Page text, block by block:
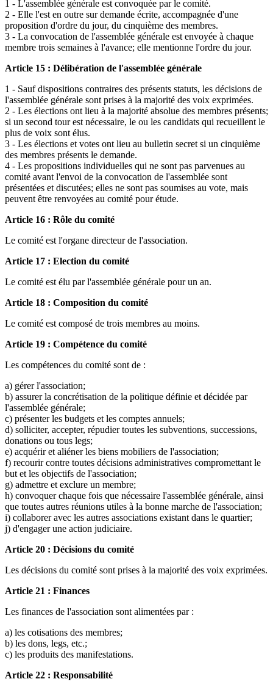
1 - L'assemblée générale est convoquée par le comité.
2 - Elle l'est en outre sur demande écrite, accompagnée d'une
proposition d'ordre du jour, du cinquième des membres.
3 - La convocation de l'assemblée générale est envoyée à chaque
membre trois semaines à l'avance; elle mentionne l'ordre du jour.
Article 15 : Délibération de l'assemblée générale
1 - Sauf dispositions contraires des présents statuts, les décisions de
l'assemblée générale sont prises à la majorité des voix exprimées.
2 - Les élections ont lieu à la majorité absolue des membres présents;
si un second tour est nécessaire, le ou les candidats qui recueillent le
plus de voix sont élus.
3 - Les élections et votes ont lieu au bulletin secret si un cinquième
des membres présents le demande.
4 - Les propositions individuelles qui ne sont pas parvenues au
comité avant l'envoi de la convocation de l'assemblée sont
présentées et discutées; elles ne sont pas soumises au vote, mais
peuvent être renvoyées au comité pour étude.
Article 16 : Rôle du comité
Le comité est l'organe directeur de l'association.
Article 17 : Election du comité
Le comité est élu par l'assemblée générale pour un an.
Article 18 : Composition du comité
Le comité est composé de trois membres au moins.
Article 19 : Compétence du comité
Les compétences du comité sont de :
a) gérer l'association;
b) assurer la concrétisation de la politique définie et décidée par
l'assemblée générale;
c) présenter les budgets et les comptes annuels;
d) solliciter, accepter, répudier toutes les subventions, successions,
donations ou tous legs;
e) acquérir et aliéner les biens mobiliers de l'association;
f) recourir contre toutes décisions administratives compromettant le
but et les objectifs de l'association;
g) admettre et exclure un membre;
h) convoquer chaque fois que nécessaire l'assemblée générale, ainsi
que toutes autres réunions utiles à la bonne marche de l'association;
i) collaborer avec les autres associations existant dans le quartier;
j) d'engager une action judiciaire.
Article 20 : Décisions du comité
Les décisions du comité sont prises à la majorité des voix exprimées.
Article 21 : Finances
Les finances de l'association sont alimentées par :
a) les cotisations des membres;
b) les dons, legs, etc.;
c) les produits des manifestations.
Article 22 : Responsabilité